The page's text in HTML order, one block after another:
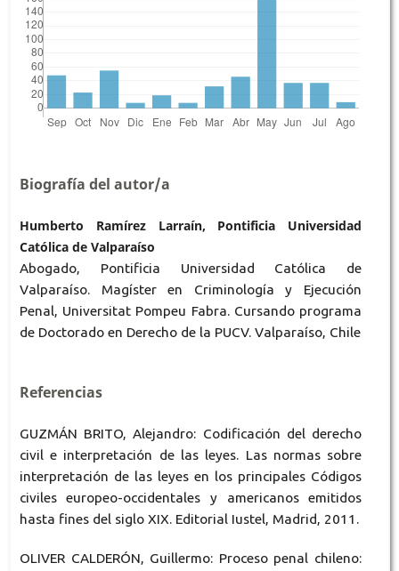
Biografía del autor/a
Humberto Ramírez Larraín, Pontificia Universidad
Católica de Valparaíso
Abogado, Pontificia Universidad Católica de
Valparaíso. Magíster en Criminología y Ejecución
Penal, Universitat Pompeu Fabra. Cursando programa
de Doctorado en Derecho de la PUCV. Valparaíso, Chile
Referencias
GUZMÁN BRITO, Alejandro: Codificación del derecho
civil e interpretación de las leyes. Las normas sobre
interpretación de las leyes en los principales Códigos
civiles europeo-occidentales y americanos emitidos
hasta fines del siglo XIX. Editorial Iustel, Madrid, 2011.
OLIVER CALDERÓN, Guillermo: Proceso penal chileno: